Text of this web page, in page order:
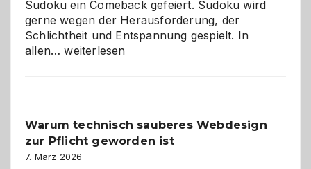
Sudoku ein Comeback gefeiert. Sudoku wird
gerne wegen der Herausforderung, der
Schlichtheit und Entspannung gespielt. In
allen…Sudoku
den
Logikrätseln
weiterlesen
Warum technisch sauberes Webdesign
zur Pflicht geworden ist
7. März 2026